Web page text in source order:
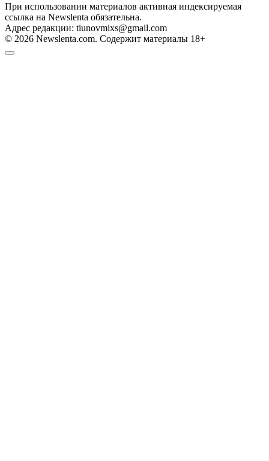
При использовании материалов активная индексируемая
ссылка на Newslenta обязательна.
Адрес редакции: tiunovmixs@gmail.com
© 2026 Newslenta.com. Содержит материалы 18+